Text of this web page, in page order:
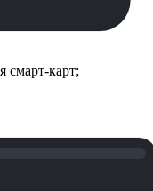
смарт-карт;